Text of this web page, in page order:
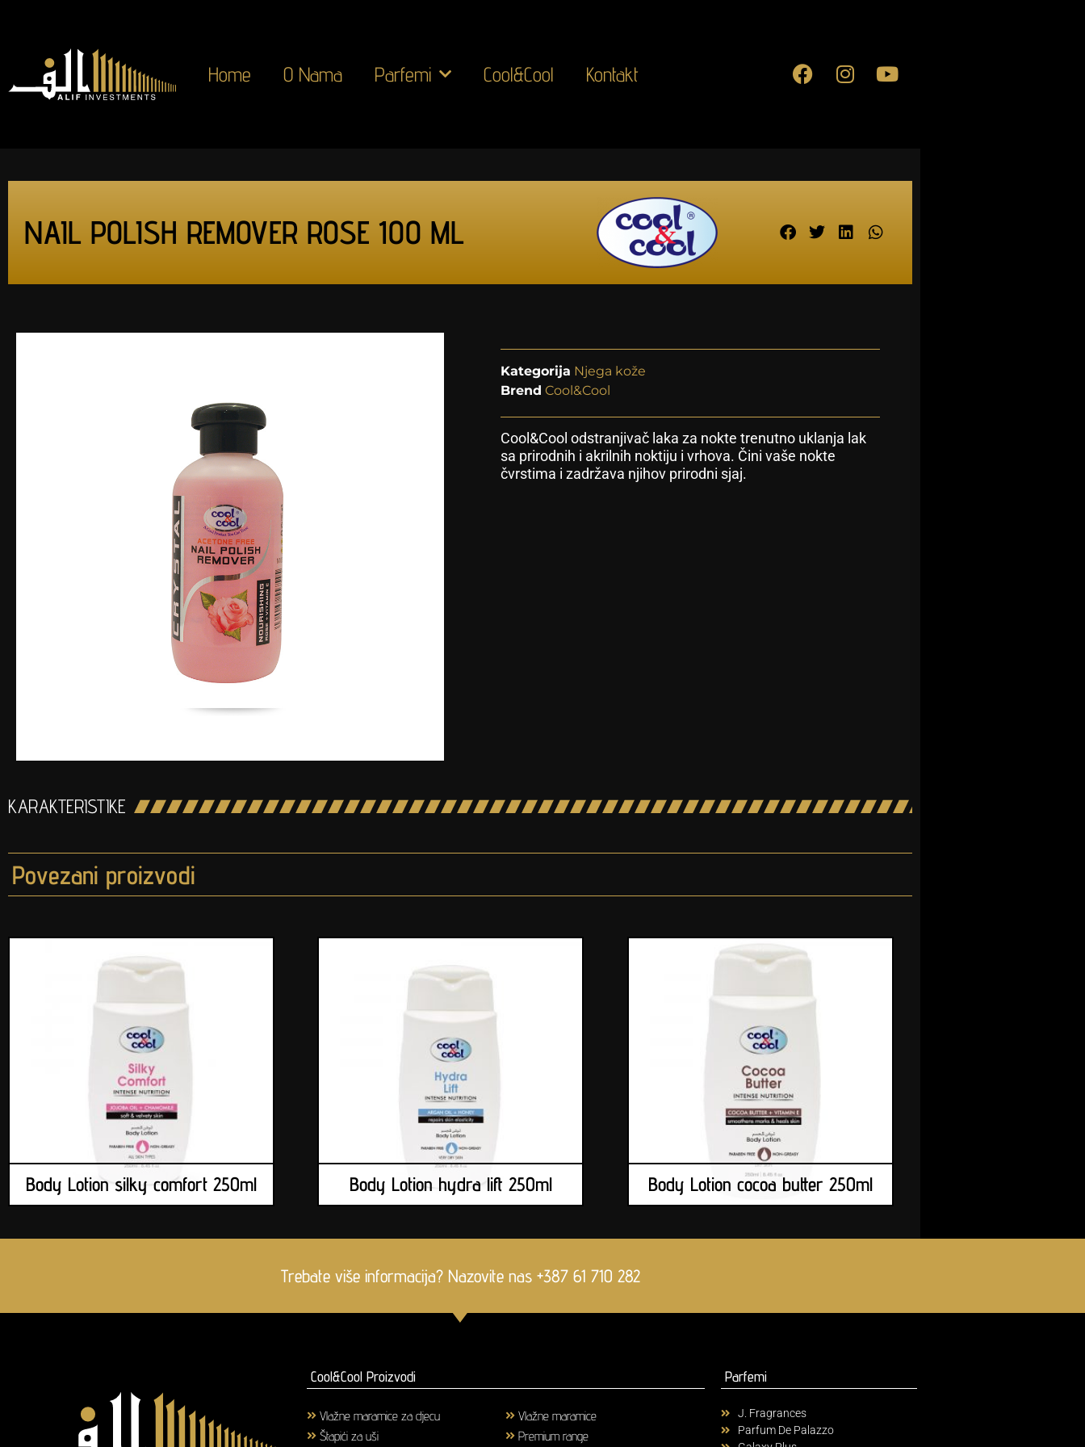
Home O Nama Parfemi Cool&Cool Kontakt
NAIL POLISH REMOVER ROSE 100 ML
Kategorija Njega kože
Brend Cool&Cool
Cool&Cool odstranjivač laka za nokte trenutno uklanja lak
sa prirodnih i akrilnih noktiju i vrhova. Čini vaše nokte
čvrstima i zadržava njihov prirodni sjaj.
KARAKTERISTIKE
Povezani proizvodi
Body Lotion silky comfort 250ml Body Lotion hydra lift 250ml Body Lotion cocoa butter 250ml
Trebate više informacija? Nazovite nas +387 61 710 282
Cool&Cool Proizvodi
Vlažne maramice za djecu Vlažne maramice
Štapići za uši
Premium range
Parfemi
J. Fragrances
Parfum De Palazzo